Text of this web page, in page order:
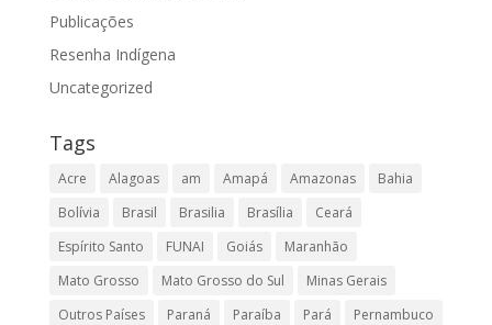
Publicações
Resenha Indígena
Uncategorized
Tags
Acre Alagoas am Amapá Amazonas
Bahia
Bolívia
Brasil Brasilia Brasília
Ceará
Espírito Santo
FUNAI Goiás
Maranhão
Mato Grosso
Mato Grosso do Sul
Minas Gerais
Outros Países
Paraná Paraíba Pará
Pernambuco